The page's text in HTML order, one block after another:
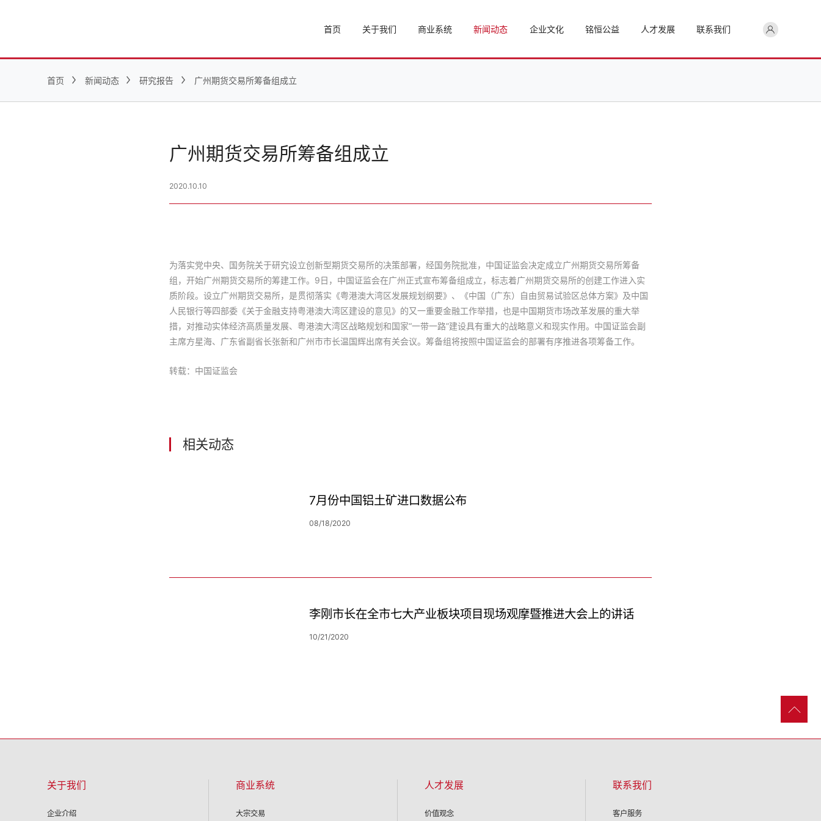
首页 关于我们 商业系统 新闻动态 企业文化 铭恒公益 人才发展 联系我们
首页 新闻动态 研究报告 广州期货交易所筹备组成立
广州期货交易所筹备组成立
2020.10.10
为落实党中央、国务院关于研究设立创新型期货交易所的决策部署，经国务院批准，中国证监会决定成立广州期货交易所筹备
组，开始广州期货交易所的筹建工作。9日，中国证监会在广州正式宣布筹备组成立，标志着广州期货交易所的创建工作进入实
质阶段。设立广州期货交易所，是贯彻落实《粤港澳大湾区发展规划纲要》、《中国（广东）自由贸易试验区总体方案》及中国
人民银行等四部委《关于金融支持粤港澳大湾区建设的意见》的又一重要金融工作举措，也是中国期货市场改革发展的重大举
措，对推动实体经济高质量发展、粤港澳大湾区战略规划和国家“一带一路”建设具有重大的战略意义和现实作用。中国证监会副
主席方星海、广东省副省长张新和广州市市长温国辉出席有关会议。筹备组将按照中国证监会的部署有序推进各项筹备工作。
转载：中国证监会
相关动态
7月份中国铝土矿进口数据公布
08/18/2020
李刚市长在全市七大产业板块项目现场观摩暨推进大会上的讲话
10/21/2020
关于我们
企业介绍
商业系统
大宗交易
人才发展
价值观念
联系我们
客户服务